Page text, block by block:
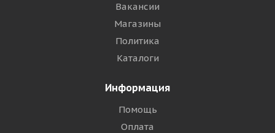
Вакансии
Магазины
Политика
Каталоги
Информация
Помощь
Оплата